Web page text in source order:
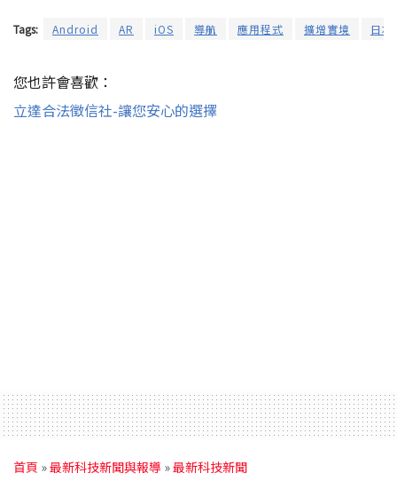
Tags: Android AR iOS 導航 應用程式 擴增實境 日本
您也許會喜歡：
立達合法徵信社-讓您安心的選擇
首頁 »最新科技新聞與報導 »最新科技新聞